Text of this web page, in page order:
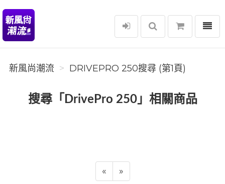
新風尚潮流
選單
新風尚潮流 DRIVEPRO 250搜尋 (第1頁)
搜尋「DrivePro 250」相關商品
« »